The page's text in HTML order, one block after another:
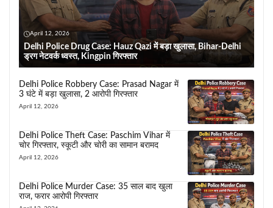
April 12, 2026
Delhi Police Drug Case: Hauz Qazi में बड़ा खुलासा, Bihar-Delhi
ड्रग नेटवर्क ध्वस्त, Kingpin गिरफ्तार
Delhi Police Robbery Case: Prasad Nagar में
3 घंटे में बड़ा खुलासा, 2 आरोपी गिरफ्तार
April 12, 2026
Delhi Police Theft Case: Paschim Vihar में
चोर गिरफ्तार, स्कूटी और चोरी का सामान बरामद
April 12, 2026
Delhi Police Murder Case: 35 साल बाद खुला
राज, फरार आरोपी गिरफ्तार